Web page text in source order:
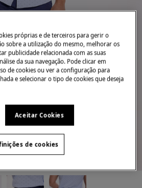
próprias e de terceiros para gerir o
sobre a utilização do mesmo, melhorar os
publicidade relacionada com as suas
da sua navegação. Pode clicar em
de cookies ou ver a configuração para
e selecionar o tipo de cookies que deseja
Aceitar Cookies
de cookies